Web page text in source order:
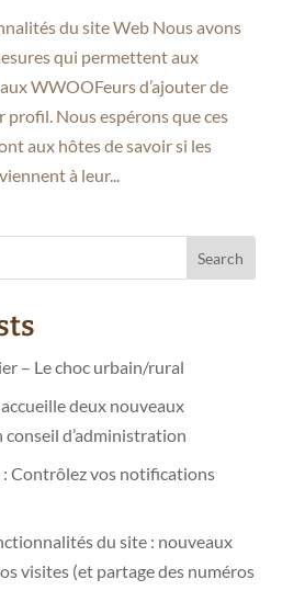
du site Web Nous avons
qui permettent aux
WWOOFeurs d’ajouter de
profil. Nous espérons que ces
aux hôtes de savoir si les
à leur...
Search
– Le choc urbain/rural
deux nouveaux
conseil d’administration
: Contrôlez vos notifications
du site : nouveaux
visites (et partage des numéros